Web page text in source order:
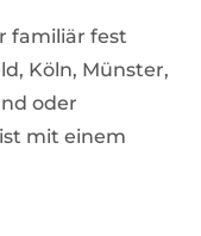
familiär fest
Köln, Münster,
oder
mit einem